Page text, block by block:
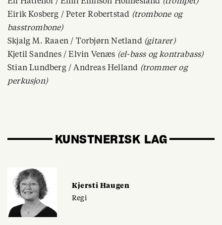
Eirik Kosberg / Peter Robertstad (trombone og
basstrombone)
Skjalg M. Raaen / Torbjørn Netland (gitarer)
Kjetil Sandnes / Elvin Venæs (el-bass og kontrabass)
Stian Lundberg / Andreas Helland (trommer og
perkusjon)
KUNSTNERISK LAG
Kjersti Haugen
Regi